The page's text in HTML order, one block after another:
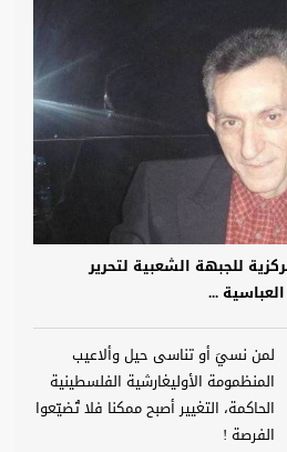
للجبهة الشعبية لتحرير
...
لمن نسيَ أو تناسى حيل وألاعيب
المنظمومة الأوليغارشية الفلسطينية
الحاكمة، التغيير أصبح ممكنا فلا تُضيّعوا
الفرصة !